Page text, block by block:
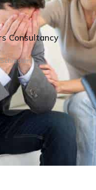
Consultancy